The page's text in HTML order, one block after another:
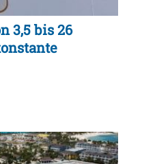
3,5 bis 26